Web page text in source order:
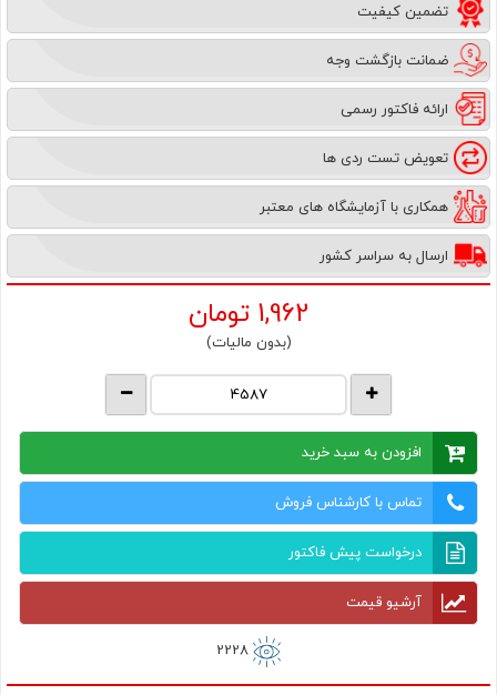
تضمین کیفیت
ضمانت بازگشت وجه
ارائه فاکتور رسمی
تعویض تست ردی ها
همکاری با آزمایشگاه های معتبر
ارسال به سراسر کشور
1,962 تومان
(بدون مالیات)
افزودن به سبد خرید
تماس با کارشناس فروش
درخواست پیش فاکتور
آرشیو قیمت
2228